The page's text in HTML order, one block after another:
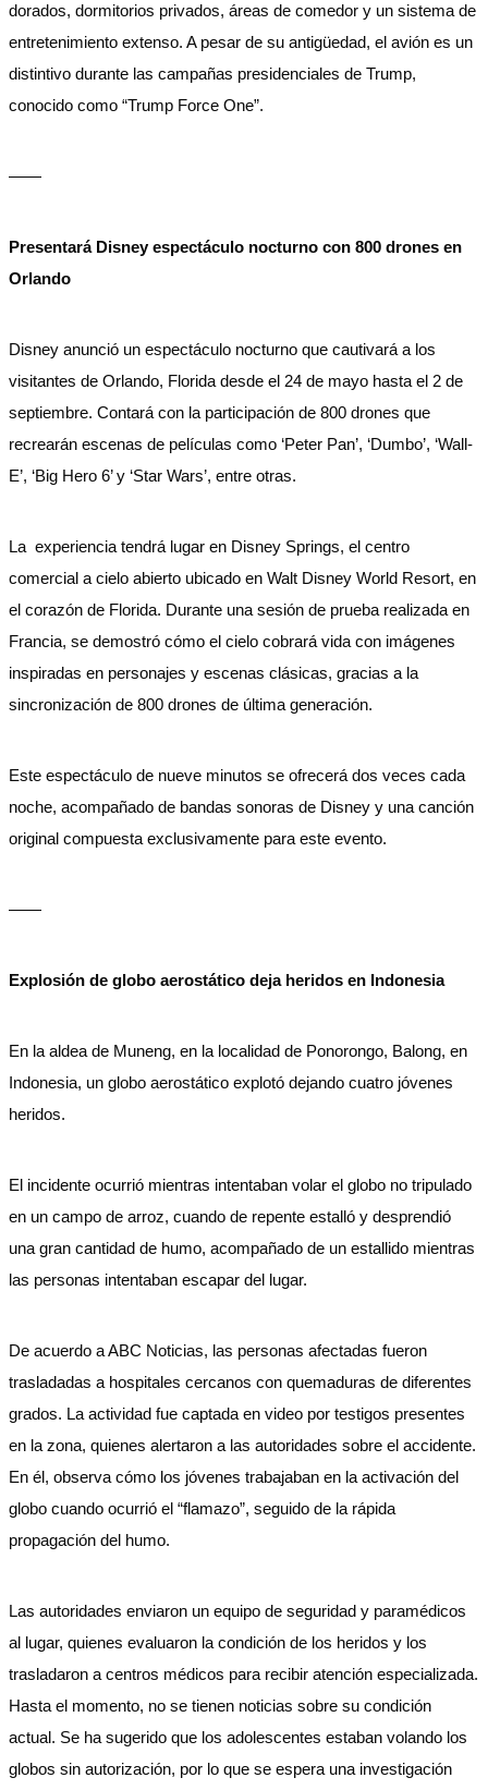
dorados, dormitorios privados, áreas de comedor y un sistema de
entretenimiento extenso. A pesar de su antigüedad, el avión es un
distintivo durante las campañas presidenciales de Trump,
conocido como “Trump Force One”.
——
Presentará Disney espectáculo nocturno con 800 drones en
Orlando
Disney anunció un espectáculo nocturno que cautivará a los
visitantes de Orlando, Florida desde el 24 de mayo hasta el 2 de
septiembre. Contará con la participación de 800 drones que
recrearán escenas de películas como ‘Peter Pan’, ‘Dumbo’, ‘Wall-
E’, ‘Big Hero 6’ y ‘Star Wars’, entre otras.
La experiencia tendrá lugar en Disney Springs, el centro
comercial a cielo abierto ubicado en Walt Disney World Resort, en
el corazón de Florida. Durante una sesión de prueba realizada en
Francia, se demostró cómo el cielo cobrará vida con imágenes
inspiradas en personajes y escenas clásicas, gracias a la
sincronización de 800 drones de última generación.
Este espectáculo de nueve minutos se ofrecerá dos veces cada
noche, acompañado de bandas sonoras de Disney y una canción
original compuesta exclusivamente para este evento.
——
Explosión de globo aerostático deja heridos en Indonesia
En la aldea de Muneng, en la localidad de Ponorongo, Balong, en
Indonesia, un globo aerostático explotó dejando cuatro jóvenes
heridos.
El incidente ocurrió mientras intentaban volar el globo no tripulado
en un campo de arroz, cuando de repente estalló y desprendió
una gran cantidad de humo, acompañado de un estallido mientras
las personas intentaban escapar del lugar.
De acuerdo a ABC Noticias, las personas afectadas fueron
trasladadas a hospitales cercanos con quemaduras de diferentes
grados. La actividad fue captada en video por testigos presentes
en la zona, quienes alertaron a las autoridades sobre el accidente.
En él, observa cómo los jóvenes trabajaban en la activación del
globo cuando ocurrió el “flamazo”, seguido de la rápida
propagación del humo.
Las autoridades enviaron un equipo de seguridad y paramédicos
al lugar, quienes evaluaron la condición de los heridos y los
trasladaron a centros médicos para recibir atención especializada.
Hasta el momento, no se tienen noticias sobre su condición
actual. Se ha sugerido que los adolescentes estaban volando los
globos sin autorización, por lo que se espera una investigación